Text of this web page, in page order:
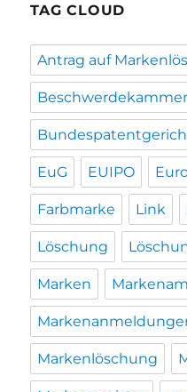
TAG CLOUD
Antrag auf
Beschwerdekammer
EuG EUIPO
Farbmarke Link
Löschung
Marken
Markenlöschung